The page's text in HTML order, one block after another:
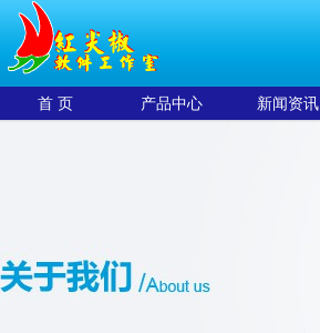
首 页 产品中心 新闻资讯